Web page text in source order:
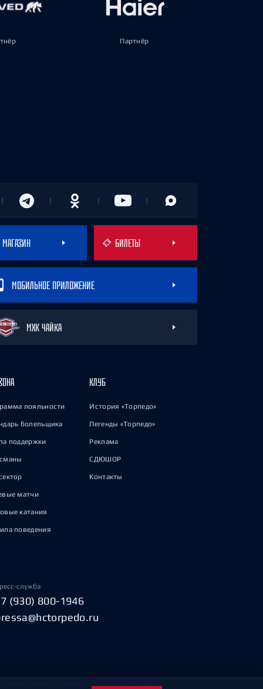
Партнёр
МАГАЗИН БИЛЕТЫ
МОБИЛЬНОЕ ПРИЛОЖЕНИЕ
МХК ЧАЙКА
лояльности
болельщика
поддержки
матчи
катания
поведения
КЛУБ
История «Торпедо»
Легенды «Торпедо»
Реклама
СДЮШОР
Контакты
служба
(930) 800-1946